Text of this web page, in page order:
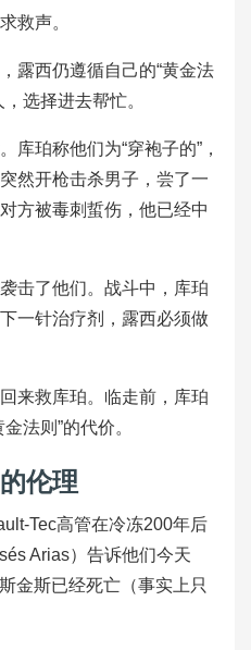
救声。
露西仍遵循自己的“黄金法
选择进去帮忙。
库珀称他们为“穿袍子的”，
然开枪击杀男子，尝了一
方被毒刺蜇伤，他已经中
袭击了他们。战斗中，库珀
一针治疗剂，露西必须做
来救库珀。临走前，库珀
法则”的代价。
伦理
Tec高管在冷冻200年后
Arias）告诉他们今天
金斯已经死亡（事实上只